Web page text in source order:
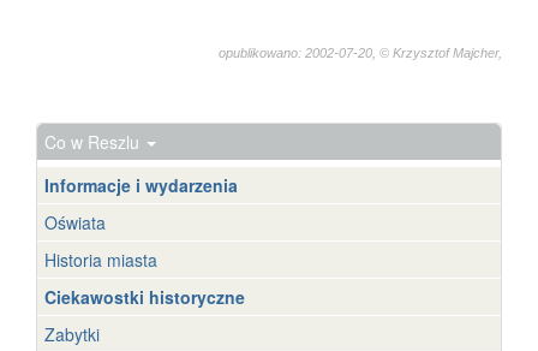
opublikowano: 2002-07-20, © Krzysztof Majcher,
Co w Reszlu
Informacje i wydarzenia
Oświata
Historia miasta
Ciekawostki historyczne
Zabytki